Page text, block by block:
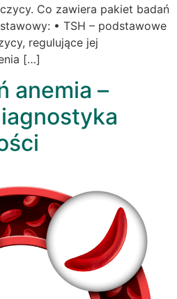
Co zawiera pakiet badań
• TSH – podstawowe
regulujące jej
[…]
anemia –